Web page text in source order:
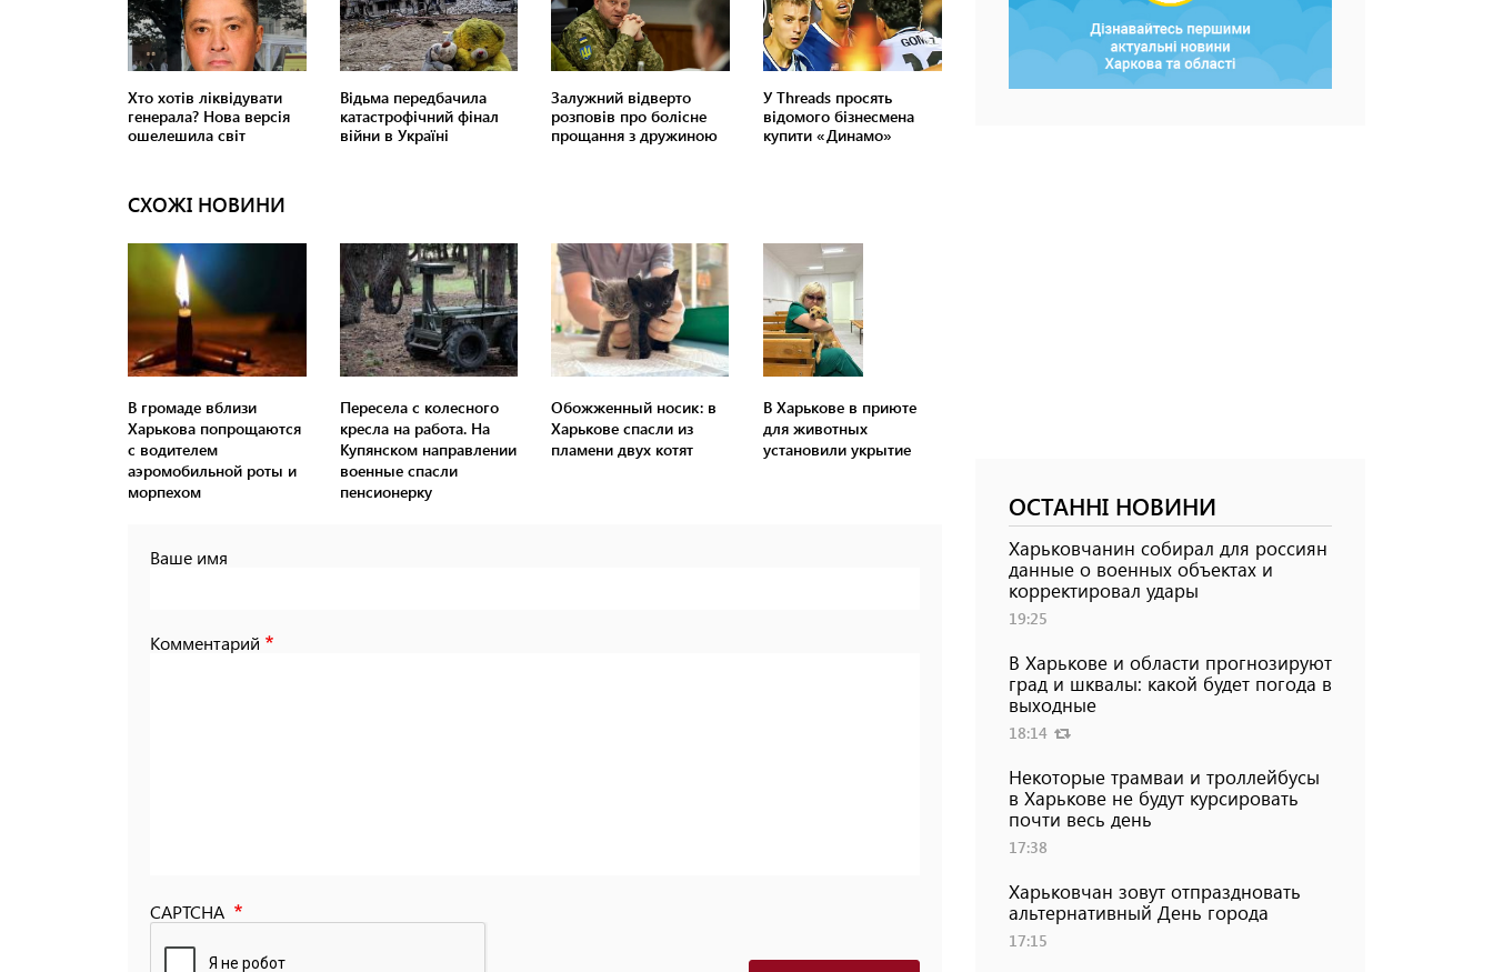
СХОЖІ НОВИНИ
В громаде вблизи
Харькова попрощаются
с водителем
аэромобильной роты и
морпехом
Пересела с колесного
кресла на работа. На
Купянском направлении
военные спасли
пенсионерку
Обожженный носик: в
Харькове спасли из
пламени двух котят
В Харькове в приюте
для животных
установили укрытие
Ваше имя
Комментарий
CAPTCHA
ОСТАННІ НОВИНИ
Харьковчанин собирал для россиян
данные о военных объектах и ​​
корректировал удары
19:25
В Харькове и области прогнозируют
град и шквалы: какой будет погода в
выходные
18:14
Некоторые трамваи и троллейбусы
в Харькове не будут курсировать
почти весь день
17:38
Харьковчан зовут отпраздновать
альтернативный День города
17:15